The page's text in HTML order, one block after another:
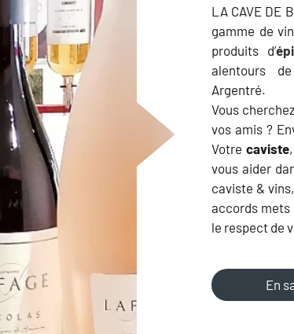
LA CAVE DE
gamme de
produits d’
alentours
Argentré.
Vous
vos amis ?
Votre caviste
vous aider
caviste &
accords mets
le respect de
En